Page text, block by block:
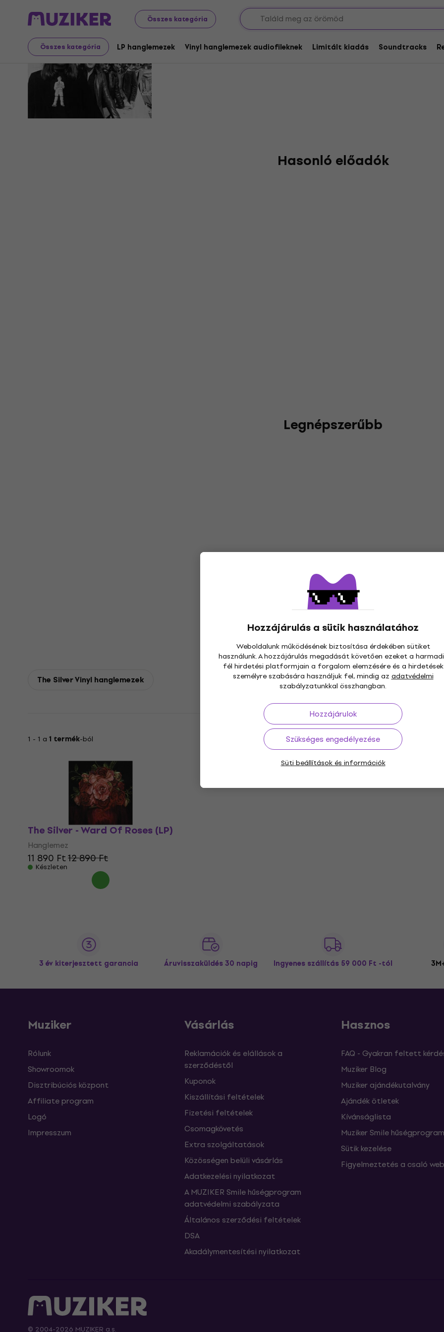
Összes kategória
Összes kategória LP hanglemezek Vinyl hanglemezek audiofileknek Limitált kiadás Soundtracks
Hozzájárulás a sütik használatához
Weboldalunk működésének biztosítása érdekében sütiket
használunk. A hozzájárulás megadását követően ezeket a
fél hirdetési platformjain a forgalom elemzésére és a hirdetések
személyre szabására használjuk fel, mindig azadatvédelmi
szabályzatunkkal összhangban.
Hozzájárulok
Szükséges engedélyezése
Süti beállítások és információk
The Silver
Hasonló előadók
Legnépszerűbb
The Silver Vinyl hanglemezek
1 - 1 a 1 termék-ból
The Silver - Ward Of Roses (LP)
Hanglemez
11 890 Ft12 890 Ft
Készleten
3 év kiterjesztett garancia Áruvisszaküldés 30 napig Ingyenes szállítás 59 000 Ft -tól
Muziker
Rólunk
Showroomok
Disztribúciós központ
Affiliate program
Logó
Impresszum
Vásárlás
Reklamációk és elállások a
szerződéstől
Kuponok
Kiszállítási feltételek
Fizetési feltételek
Csomagkövetés
Extra szolgáltatások
Közösségen belüli vásárlás
Adatkezelési nyilatkozat
A MUZIKER Smile hűségprogram
adatvédelmi szabályzata
Általános szerződési feltételek
DSA
Akadálymentesítési nyilatkozat
Hasznos
FAQ - Gyakran feltett
Muziker Blog
Muziker ajándékutalvány
Ajándék ötletek
Kívánságlista
Muziker Smile hűségprogram
Sütik kezelése
Figyelmeztetés a csaló
© 2004-2026 MUZIKER a.s.